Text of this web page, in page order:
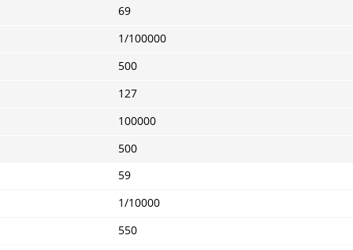
69
1/100000
500
127
100000
500
59
1/10000
550